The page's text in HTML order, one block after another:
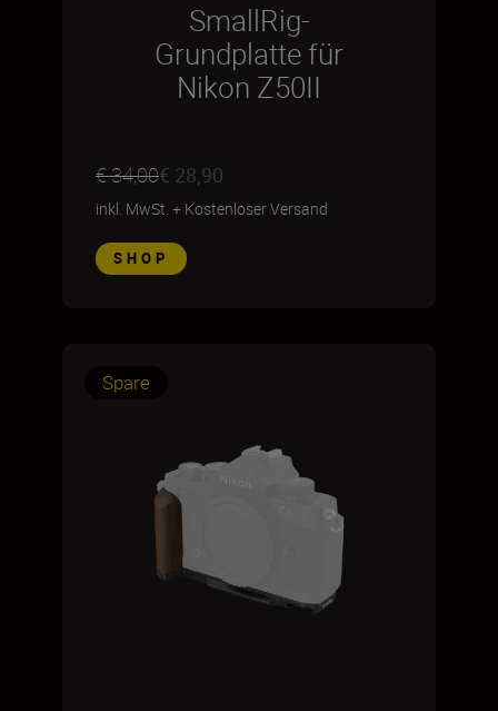
SmallRig-
Grundplatte für
Nikon Z50II
€ 34,00€ 28,90
inkl. MwSt. + Kostenloser Versand
SHOP
Spare